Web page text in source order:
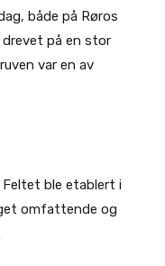
både på Røros
drevet på en stor
var en av
ble etablert i
omfattende og